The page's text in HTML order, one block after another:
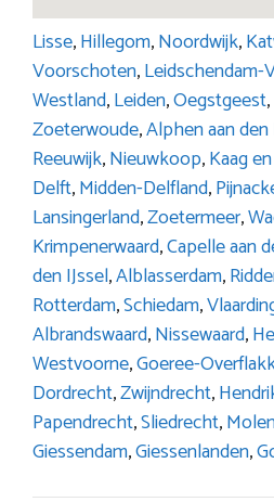
Lisse,Hillegom,Noordwijk,
Voorschoten,Leidschendam-
Westland,Leiden,Oegstgeest,
Zoeterwoude,Alphen aan den
Reeuwijk,Nieuwkoop,Kaag
Delft,Midden-Delfland,
Lansingerland,Zoetermeer,
Krimpenerwaard,Capelle aan
den IJssel,Alblasserdam,
Rotterdam,Schiedam,
Albrandswaard,Nissewaard,
Westvoorne,Goeree-
Dordrecht,Zwijndrecht,
Papendrecht,Sliedrecht,
Giessendam,Giessenlanden,